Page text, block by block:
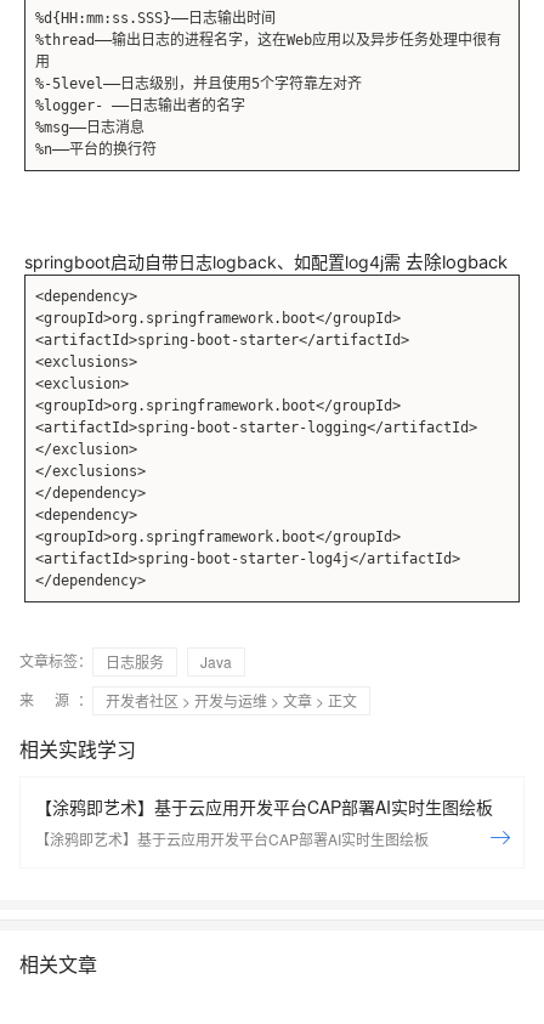
%d{HH:mm:ss.SSS}——日志输出时间
%thread——输出日志的进程名字，这在Web应用以及异步任务处理中很有
用
%-5level——日志级别，并且使用5个字符靠左对齐
%logger- ——日志输出者的名字
%msg——日志消息
%n——平台的换行符
springboot启动自带日志logback、如配置log4j需 去除logback
<dependency>
<groupId>org.springframework.boot</groupId>
<artifactId>spring-boot-starter</artifactId>
<exclusions>
<exclusion>
<groupId>org.springframework.boot</groupId>
<artifactId>spring-boot-starter-logging</artifactId>
</exclusion>
</exclusions>
</dependency>
<dependency>
<groupId>org.springframework.boot</groupId>
<artifactId>spring-boot-starter-log4j</artifactId>
</dependency>
文章标签： 日志服务
Java
来 源：
开发者社区 > 开发与运维 > 文章 > 正文
相关实践学习
【涂鸦即艺术】基于云应用开发平台CAP部署AI实时生图绘板
【涂鸦即艺术】基于云应用开发平台CAP部署AI实时生图绘板
相关文章